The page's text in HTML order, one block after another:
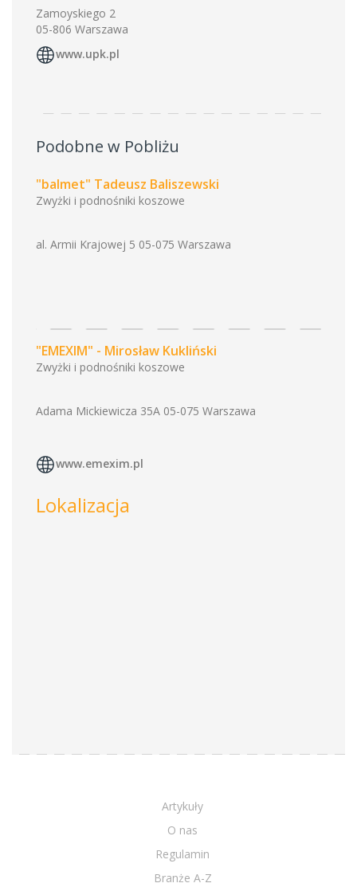
Zamoyskiego 2
05-806 Warszawa
www.upk.pl
Podobne w Pobliżu
"balmet" Tadeusz Baliszewski
Zwyżki i podnośniki koszowe
al. Armii Krajowej 5 05-075 Warszawa
"EMEXIM" - Mirosław Kukliński
Zwyżki i podnośniki koszowe
Adama Mickiewicza 35A 05-075 Warszawa
www.emexim.pl
Lokalizacja
Artykuły
O nas
Regulamin
Branże A-Z